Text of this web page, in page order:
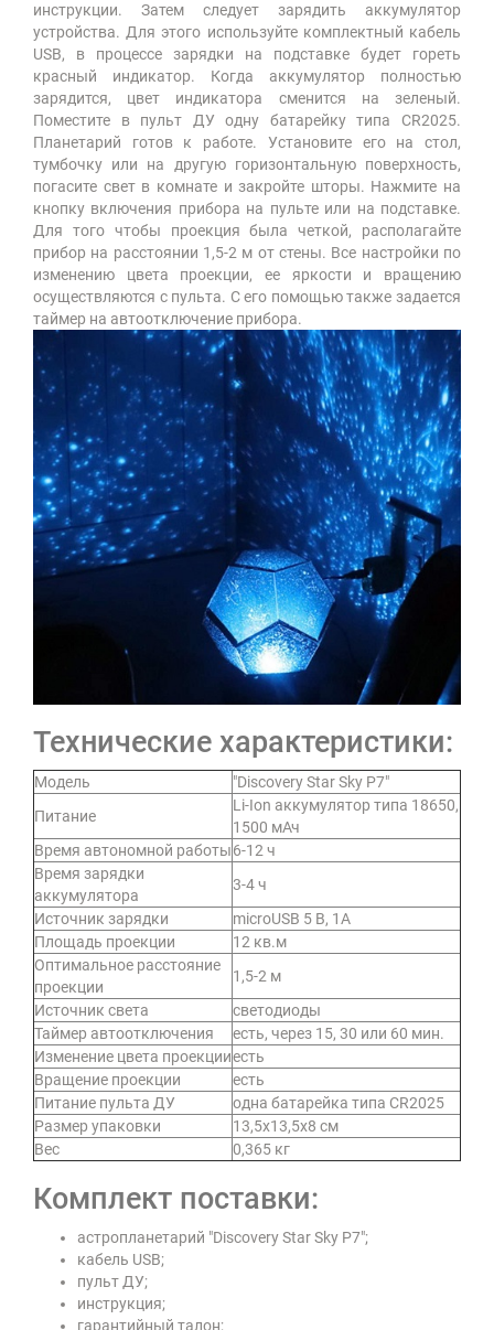
инструкции. Затем следует зарядить аккумулятор
устройства. Для этого используйте комплектный кабель
USB, в процессе зарядки на подставке будет гореть
красный индикатор. Когда аккумулятор полностью
зарядится, цвет индикатора сменится на зеленый.
Поместите в пульт ДУ одну батарейку типа CR2025.
Планетарий готов к работе. Установите его на стол,
тумбочку или на другую горизонтальную поверхность,
погасите свет в комнате и закройте шторы. Нажмите на
кнопку включения прибора на пульте или на подставке.
Для того чтобы проекция была четкой, располагайте
прибор на расстоянии 1,5-2 м от стены. Все настройки по
изменению цвета проекции, ее яркости и вращению
осуществляются с пульта. С его помощью также задается
таймер на автоотключение прибора.
Технические характеристики:
Модель
"Discovery Star Sky P7"
Питание
Li-Ion аккумулятор типа 18650,
1500 мАч
Время автономной работы6-12 ч
Время зарядки
аккумулятора
3-4 ч
Источник зарядки
microUSB 5 В, 1А
Площадь проекции
12 кв.м
Оптимальное расстояние
проекции
1,5-2 м
Источник света
светодиоды
Таймер автоотключения
есть, через 15, 30 или 60 мин.
Изменение цвета проекцииесть
Вращение проекции
есть
Питание пульта ДУ
одна батарейка типа CR2025
Размер упаковки
13,5х13,5х8 см
Вес
0,365 кг
Комплект поставки:
астропланетарий "Discovery Star Sky P7";
кабель USB;
пульт ДУ;
инструкция;
гарантийный талон;